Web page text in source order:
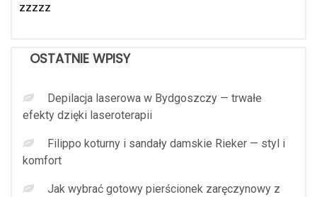
zzzzz
OSTATNIE WPISY
Depilacja laserowa w Bydgoszczy — trwałe
efekty dzięki laseroterapii
Filippo koturny i sandały damskie Rieker — styl i
komfort
Jak wybrać gotowy pierścionek zaręczynowy z